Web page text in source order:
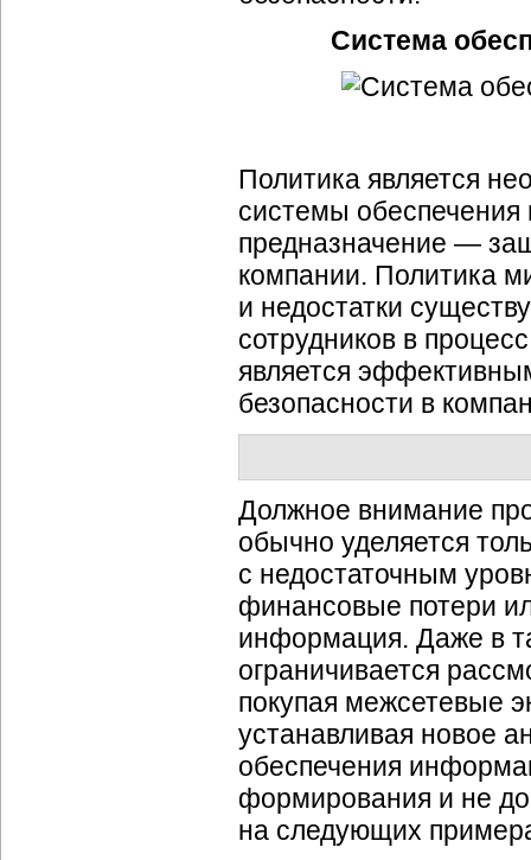
Система
Политика является
системы
предназначение —
компании. Политика
и недостатки
сотрудников в
является
безопасности в
Должное внимание
обычно уделяется
с недостаточным
финансовые потери
информация. Даже в
ограничивается
покупая межсетевые
устанавливая новое
обеспечения
формирования и не
на следующих